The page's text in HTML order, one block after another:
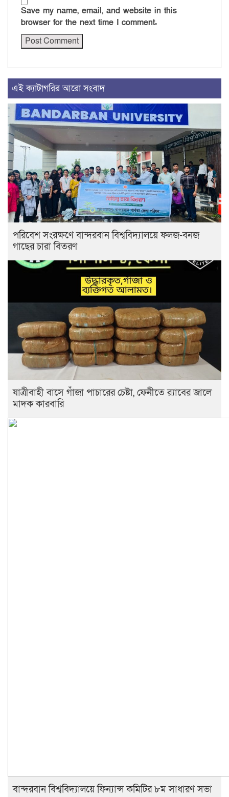
Save my name, email, and website in this
browser for the next time I comment.
এই ক্যাটাগরির আরো সংবাদ
পরিবেশ সংরক্ষণে বান্দরবান বিশ্ববিদ্যালয়ে ফলজ-বনজ
গাছের চারা বিতরণ
যাত্রীবাহী বাসে গাঁজা পাচারের চেষ্টা, ফেনীতে র‌্যাবের জালে
মাদক কারবারি
বান্দরবান বিশ্ববিদ্যালয়ে ফিন্যান্স কমিটির ৮ম সাধারণ সভা